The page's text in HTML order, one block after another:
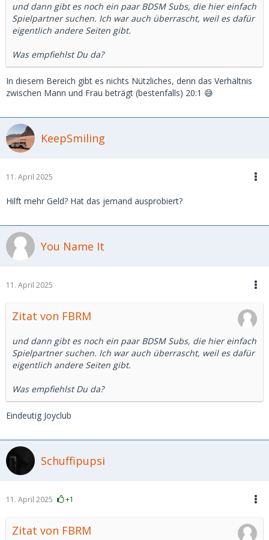
und dann gibt es noch ein paar BDSM Subs, die hier einfach
Spielpartner suchen. Ich war auch überrascht, weil es dafür
eigentlich andere Seiten gibt.
Was empfiehlst Du da?
In diesem Bereich gibt es nichts Nützliches, denn das Verhältnis
zwischen Mann und Frau beträgt (bestenfalls) 20:1 😅
KeepSmiling
11. April 2025
Hilft mehr Geld? Hat das jemand ausprobiert?
You Name It
11. April 2025
Zitat von FBRM
und dann gibt es noch ein paar BDSM Subs, die hier einfach
Spielpartner suchen. Ich war auch überrascht, weil es dafür
eigentlich andere Seiten gibt.
Was empfiehlst Du da?
Eindeutig Joyclub
Schuffipupsi
11. April 2025 +1
Zitat von FBRM